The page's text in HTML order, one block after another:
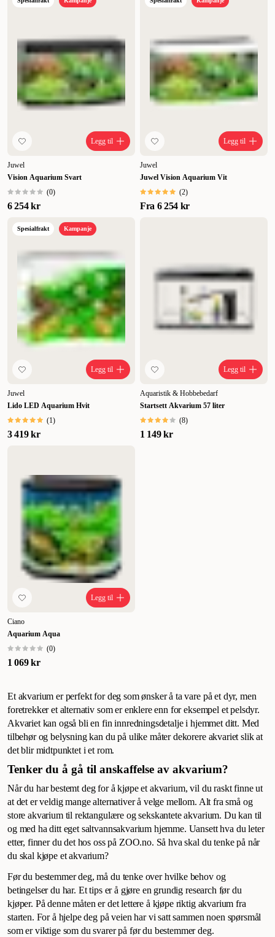
Legg til
Juwel
Vision Aquarium Svart
(0)
6 254 kr
Legg til
Juwel
Juwel Vision Aquarium Vit
(2)
Fra 6 254 kr
Spesialfrakt Kampanje
Legg til
Juwel
Lido LED Aquarium Hvit
(1)
3 419 kr
Legg til
Aquaristik & Hobbebedarf
Startsett Akvarium 57 liter
(8)
1 149 kr
Legg til
Ciano
Aquarium Aqua
(0)
1 069 kr
Et akvarium er perfekt for deg som ønsker å ta vare på et dyr, men
foretrekker et alternativ som er enklere enn for eksempel et pelsdyr.
Akvariet kan også bli en fin innredningsdetalje i hjemmet ditt. Med
tilbehør og belysning kan du på ulike måter dekorere akvariet slik at
det blir midtpunktet i et rom.
Tenker du å gå til anskaffelse av akvarium?
Når du har bestemt deg for å kjøpe et akvarium, vil du raskt finne ut
at det er veldig mange alternativer å velge mellom. Alt fra små og
store akvarium til rektangulære og sekskantete akvarium. Du kan til
og med ha ditt eget saltvannsakvarium hjemme. Uansett hva du leter
etter, finner du det hos oss på ZOO.no. Så hva skal du tenke på når
du skal kjøpe et akvarium?
Før du bestemmer deg, må du tenke over hvilke behov og
betingelser du har. Et tips er å gjøre en grundig research før du
kjøper. På denne måten er det lettere å kjøpe riktig akvarium fra
starten. For å hjelpe deg på veien har vi satt sammen noen spørsmål
som er viktige som du svarer på før du bestemmer deg.